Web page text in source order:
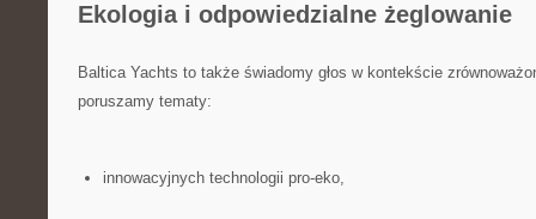
Ekologia i odpowiedzialne żeglowanie
Baltica Yachts to także świadomy głos w kontekście
poruszamy tematy:
innowacyjnych technologii pro-eko,